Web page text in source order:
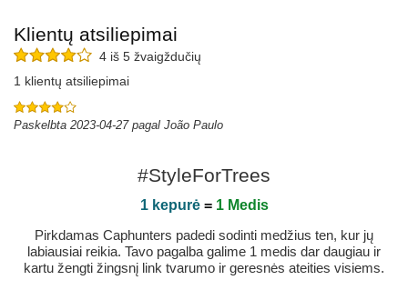
Klientų atsiliepimai
4 iš 5 žvaigždučių
1 klientų atsiliepimai
Paskelbta 2023-04-27 pagal João Paulo
#StyleForTrees
1 kepurė= 1 Medis
Pirkdamas Caphunters padedi sodinti medžius ten, kur jų
labiausiai reikia. Tavo pagalba galime 1 medis dar daugiau ir
kartu žengti žingsnį link tvarumo ir geresnės ateities visiems.